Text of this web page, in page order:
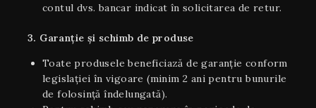
contul dvs. bancar indicat în solicitarea de retur.
3. Garanție și schimb de produse
Toate produsele beneficiază de garanție conform
legislației în vigoare (minim 2 ani pentru bunurile
de folosință îndelungată).